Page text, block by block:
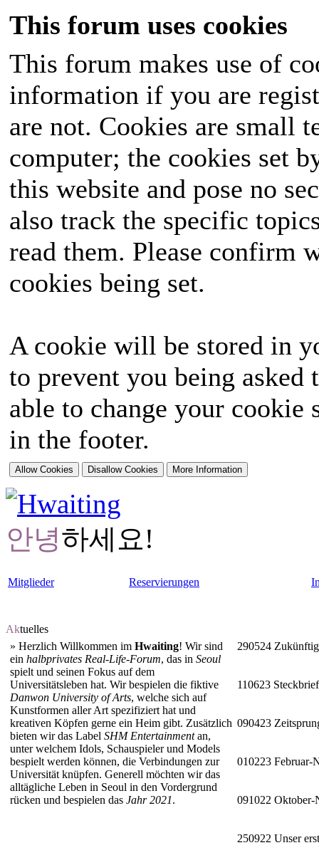
This forum uses cookies
This forum makes use of
information if you are
are not. Cookies are small
computer; the cookies set
this website and pose no
also track the specific
read them. Please confirm
cookies being set.
A cookie will be stored in
to prevent you being
able to change your
in the footer.
안녕하세요!
Mitglieder Reservierungen
Aktuelles
» Herzlich Willkommen im Hwaiting! Wir sind
ein halbprivates Real-Life-Forum, das in Seoul
spielt und seinen Fokus auf dem
Universitätsleben hat. Wir bespielen die fiktive
Danwon University of Arts, welche sich auf
Kunstformen aller Art spezifiziert hat und
kreativen Köpfen gerne ein Heim gibt. Zusätzlich
bieten wir das Label SHM Entertainmentan,
unter welchem Idols, Schauspieler und Models
bespielt werden können, die Verbindungen zur
Universität knüpfen. Generell möchten wir das
alltägliche Leben in Seoul in den Vordergrund
rücken und bespielen das Jahr 2021.
290524
110623
090423
010223 Februar-
091022
250922 Unser